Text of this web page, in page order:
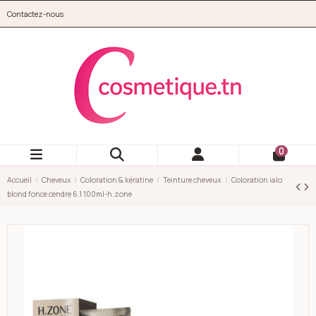
Contactez-nous
0
Accueil Cheveux Coloration & kératine Teinture cheveux
Coloration ialo
blond fonce cendre 6.1 100ml-h.zone